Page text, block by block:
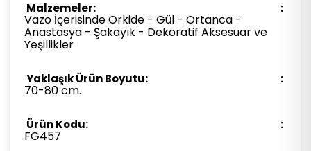
Malzemeler:
Vazo İçerisinde Orkide - Gül - Ortanca -
Anastasya - Şakayık - Dekoratif Aksesuar ve
Yeşillikler
Yaklaşık Ürün Boyutu:
70-80 cm.
Ürün Kodu:
FG457